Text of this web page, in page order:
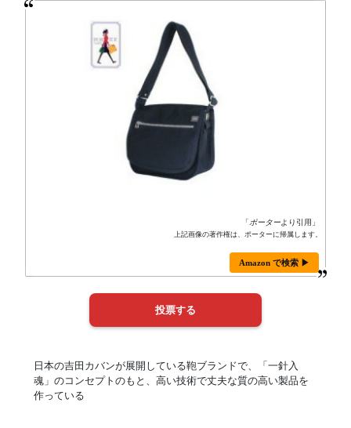
「ポーターより引用」
上記画像の著作権は、ポーターに帰属します。
Amazon で検索 ▶
日本の吉田カバンが展開している鞄ブランドで、「一針入
魂」のコンセプトのもと、高い技術で丈夫な質の高い製品を
作っている